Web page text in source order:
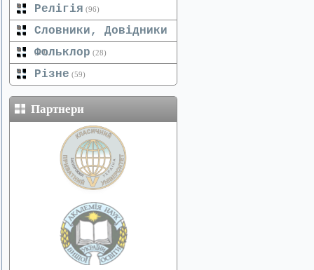
Релігія (96)
Словники, Довідники
(20)
Фольклор (28)
Різне (59)
Партнери